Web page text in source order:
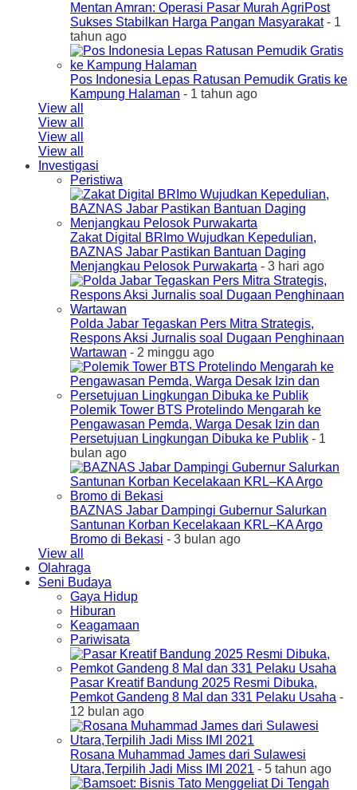
Mentan Amran: Operasi Pasar Murah AgriPost
Sukses Stabilkan Harga Pangan Masyarakat- 1
tahun ago
Pos Indonesia Lepas Ratusan Pemudik Gratis ke
Kampung Halaman - 1 tahun ago
View all
View all
View all
View all
Investigasi
Peristiwa
Zakat Digital BRImo Wujudkan Kepedulian,
BAZNAS Jabar Pastikan Bantuan Daging
Menjangkau Pelosok Purwakarta - 3 hari ago
Polda Jabar Tegaskan Pers Mitra Strategis,
Respons Aksi Jurnalis soal Dugaan Penghinaan
Wartawan - 2 minggu ago
Polemik Tower BTS Protelindo Mengarah ke
Pengawasan Pemda, Warga Desak Izin dan
Persetujuan Lingkungan Dibuka ke Publik - 1
bulan ago
BAZNAS Jabar Dampingi Gubernur Salurkan
Santunan Korban Kecelakaan KRL–KA Argo
Bromo di Bekasi - 3 bulan ago
View all
Olahraga
Seni Budaya
Gaya Hidup
Hiburan
Keagamaan
Pariwisata
Pasar Kreatif Bandung 2025 Resmi Dibuka,
Pemkot Gandeng 8 Mal dan 331 Pelaku Usaha -
12 bulan ago
Rosana Muhammad James dari Sulawesi
Utara,Terpilih Jadi Miss IMI 2021 - 5 tahun ago